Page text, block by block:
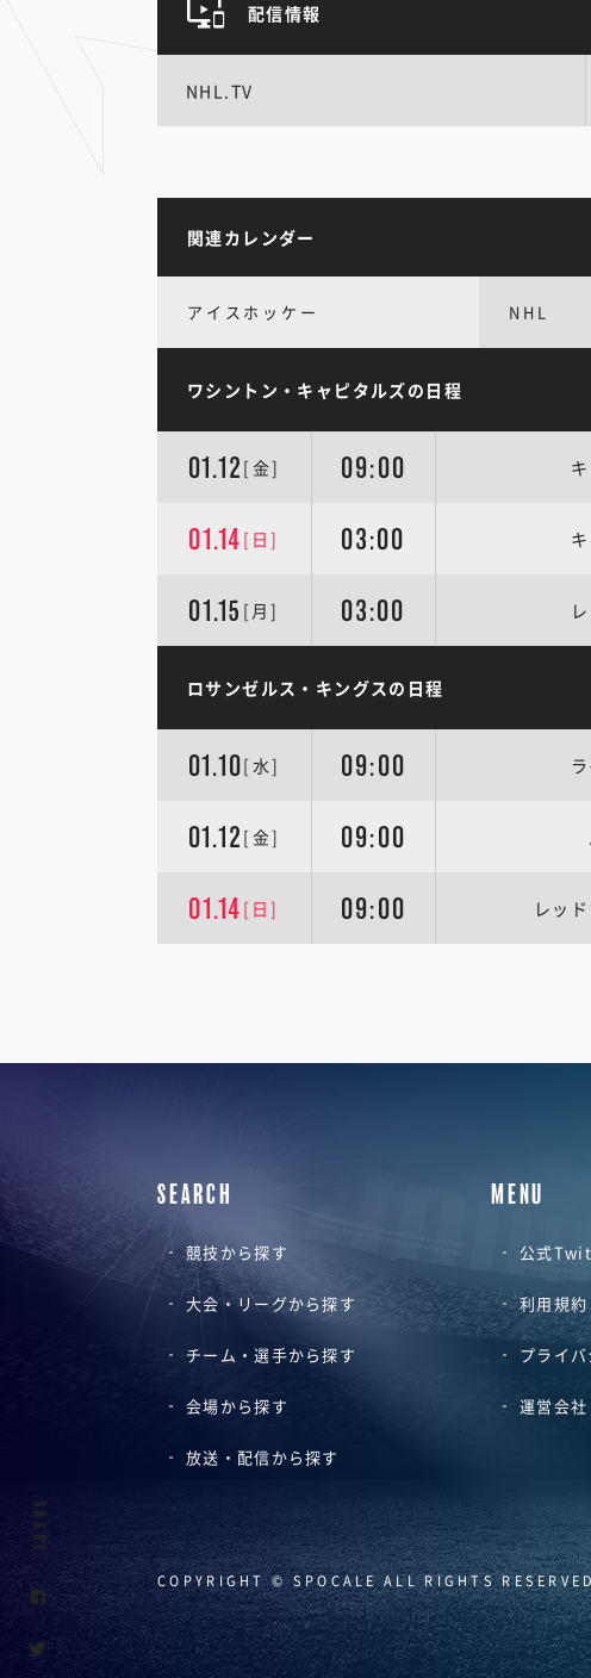
配信情報
NHL.TV
関連カレンダー
アイスホッケー NHL
ワシントン・キャピタルズの日程
01.12 [金] 09:00
01.14 [日] 03:00
01.15 [月] 03:00
ロサンゼルス・キングスの日程
01.10[水] 09:00
01.12 [金] 09:00
01.14 [日] 09:00 レッ
SEARCH
競技から探す
大会・リーグから探す
チーム・選手から探す
会場から探す
放送・配信から探す
MENU
公式
利用規約
プライ
運営会社
COPYRIGHT © SPOCALE ALL RIGHTS
SHARE